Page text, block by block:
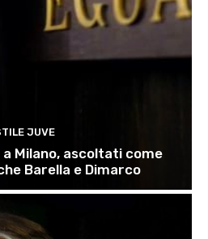
JUVE
Milano, ascoltati come
Barella e Dimarco